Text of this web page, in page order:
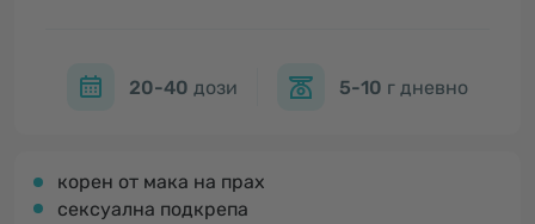
20-40 дози 5-10 г дневно
корен от мака на прах
сексуална подкрепа